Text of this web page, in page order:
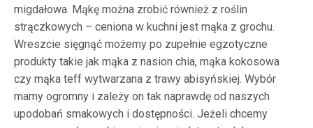
migdałowa. Mąkę można zrobić również z roślin
strączkowych – ceniona w kuchni jest mąka z grochu.
Wreszcie sięgnąć możemy po zupełnie egzotyczne
produkty takie jak mąka z nasion chia, mąka kokosowa
czy mąka teff wytwarzana z trawy abisyńskiej. Wybór
mamy ogromny i zależy on tak naprawdę od naszych
upodobań smakowych i dostępności. Jeżeli chcemy